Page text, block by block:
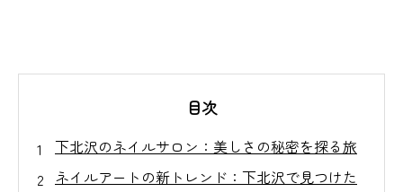
目次
下北沢のネイルサロン：美しさの秘密を探る旅
ネイルアートの新トレンド：下北沢で見つけた